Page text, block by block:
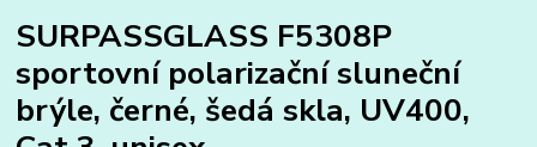
SURPASSGLASS F5308P
sportovní polarizační sluneční
brýle, černé, šedá skla, UV400,